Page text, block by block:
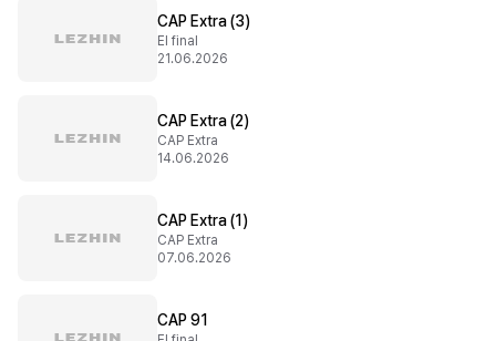
CAP Extra (3)
El final
21.06.2026
CAP Extra (2)
CAP Extra
14.06.2026
CAP Extra (1)
CAP Extra
07.06.2026
CAP 91